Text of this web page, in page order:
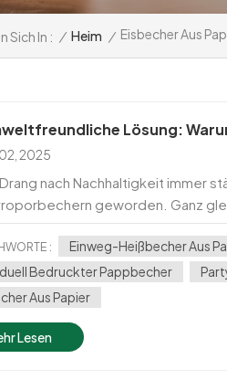
Sich In : / Heim / Eisbecher Aus
Lösung:
2025
nach Nachhaltigkeit immer
geworden. Ganz
servieren oder ein Café
: Einweg-Heißbecher Aus
Bedruckter Pappbecher
Aus Papier
Lesen